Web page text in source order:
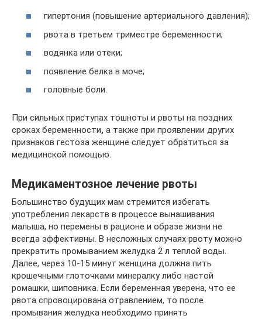
гипертония (повышение артериального давления);
рвота в третьем триместре беременности;
водянка или отеки;
появление белка в моче;
головные боли.
При сильных приступах тошноты и рвоты на поздних
сроках беременности, а также при проявлении других
признаков гестоза женщине следует обратиться за
медицинской помощью.
Медикаментозное лечение рвоты
Большинство будущих мам стремится избегать
употребления лекарств в процессе вынашивания
малыша, но перемены в рационе и образе жизни не
всегда эффективны. В несложных случаях рвоту можно
прекратить промыванием желудка 2 л теплой воды.
Далее, через 10-15 минут женщина должна пить
крошечными глоточками минералку либо настой
ромашки, шиповника. Если беременная уверена, что ее
рвота спровоцирована отравлением, то после
промывания желудка необходимо принять